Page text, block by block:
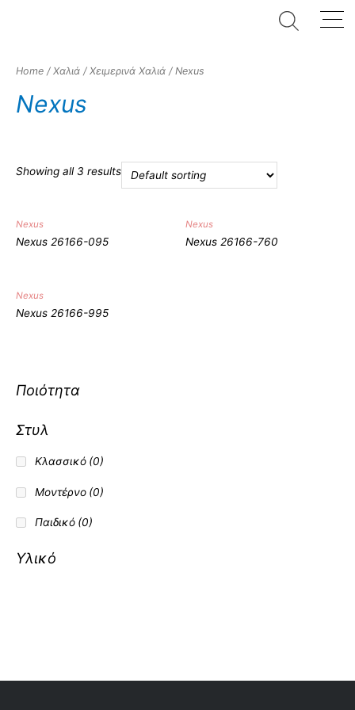
Ποιότητα
Στυλ
Κλασσικό (0)
Μοντέρνο (0)
Παιδικό (0)
Υλικό
Home / Χαλιά / Χειμερινά Χαλιά / Nexus
Nexus
Στυλ
Παιδικό(0)
Showing all 3 results
Nexus
Nexus 26166-095
Nexus
Nexus 26166-760
Nexus
Nexus 26166-995